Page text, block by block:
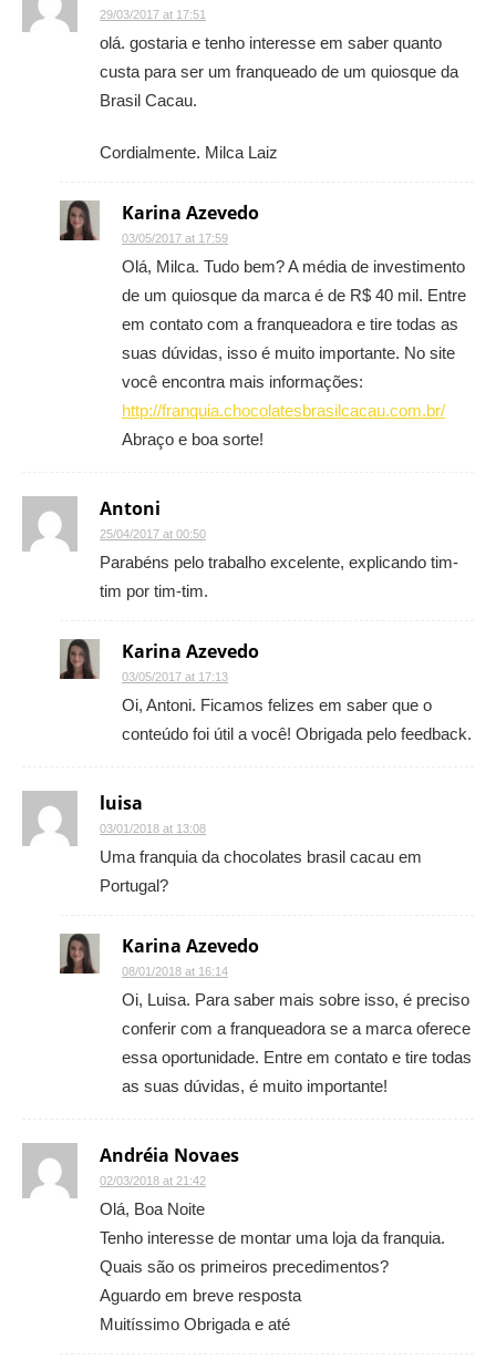
29/03/2017 at 17:51
olá. gostaria e tenho interesse em saber quanto
custa para ser um franqueado de um quiosque da
Brasil Cacau.
Cordialmente. Milca Laiz
Karina Azevedo
03/05/2017 at 17:59
Olá, Milca. Tudo bem? A média de investimento
de um quiosque da marca é de R$ 40 mil. Entre
em contato com a franqueadora e tire todas as
suas dúvidas, isso é muito importante. No site
você encontra mais informações:
http://franquia.chocolatesbrasilcacau.com.br/
Abraço e boa sorte!
Antoni
25/04/2017 at 00:50
Parabéns pelo trabalho excelente, explicando tim-
tim por tim-tim.
Karina Azevedo
03/05/2017 at 17:13
Oi, Antoni. Ficamos felizes em saber que o
conteúdo foi útil a você! Obrigada pelo feedback.
luisa
03/01/2018 at 13:08
Uma franquia da chocolates brasil cacau em
Portugal?
Karina Azevedo
08/01/2018 at 16:14
Oi, Luisa. Para saber mais sobre isso, é preciso
conferir com a franqueadora se a marca oferece
essa oportunidade. Entre em contato e tire todas
as suas dúvidas, é muito importante!
Andréia Novaes
02/03/2018 at 21:42
Olá, Boa Noite
Tenho interesse de montar uma loja da franquia.
Quais são os primeiros precedimentos?
Aguardo em breve resposta
Muitíssimo Obrigada e até